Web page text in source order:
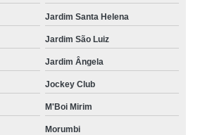
Jardim Santa Helena
Jardim São Luiz
Jardim Ângela
Jockey Club
M'Boi Mirim
Morumbi